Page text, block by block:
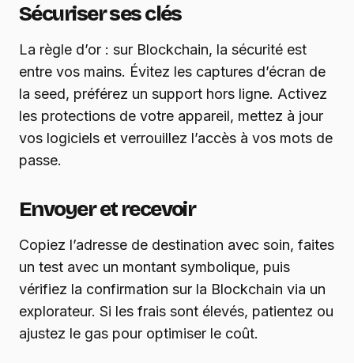
Sécuriser ses clés
La règle d’or : sur Blockchain, la sécurité est
entre vos mains. Évitez les captures d’écran de
la seed, préférez un support hors ligne. Activez
les protections de votre appareil, mettez à jour
vos logiciels et verrouillez l’accès à vos mots de
passe.
Envoyer et recevoir
Copiez l’adresse de destination avec soin, faites
un test avec un montant symbolique, puis
vérifiez la confirmation sur la Blockchain via un
explorateur. Si les frais sont élevés, patientez ou
ajustez le gas pour optimiser le coût.